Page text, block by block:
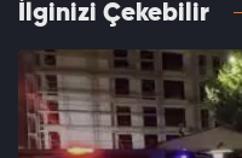
İlginizi Çekebilir